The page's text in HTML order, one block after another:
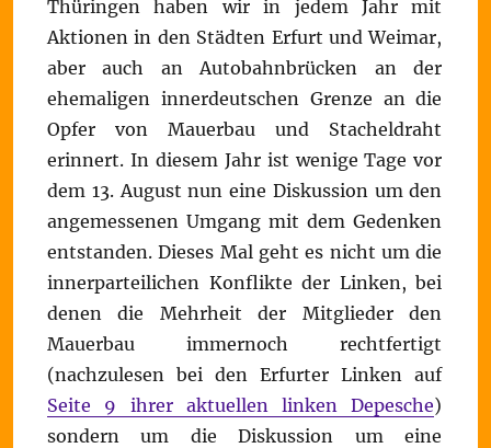
Thüringen haben wir in jedem Jahr mit
Aktionen in den Städten Erfurt und Weimar,
aber auch an Autobahnbrücken an der
ehemaligen innerdeutschen Grenze an die
Opfer von Mauerbau und Stacheldraht
erinnert. In diesem Jahr ist wenige Tage vor
dem 13. August nun eine Diskussion um den
angemessenen Umgang mit dem Gedenken
entstanden. Dieses Mal geht es nicht um die
innerparteilichen Konflikte der Linken, bei
denen die Mehrheit der Mitglieder den
Mauerbau immernoch rechtfertigt
(nachzulesen bei den Erfurter Linken auf
Seite 9 ihrer aktuellen linken Depesche)
sondern um die Diskussion um eine